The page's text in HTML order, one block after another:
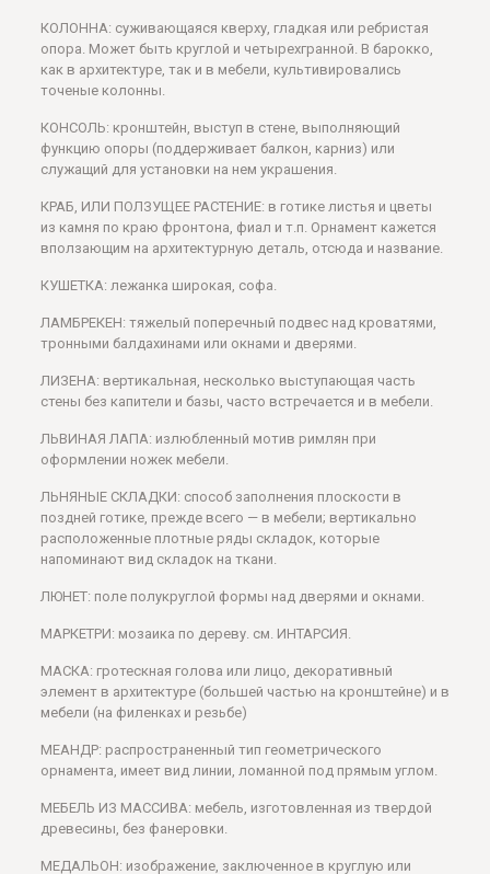
КОЛОННА: суживающаяся кверху, гладкая или ребристая
опора. Может быть круглой и четырехгранной. В барокко,
как в архитектуре, так и в мебели, культивировались
точеные колонны.
КОНСОЛЬ: кронштейн, выступ в стене, выполняющий
функцию опоры (поддерживает балкон, карниз) или
служащий для установки на нем украшения.
КРАБ, ИЛИ ПОЛЗУЩЕЕ РАСТЕНИЕ: в готике листья и цветы
из камня по краю фронтона, фиал и т.п. Орнамент кажется
вползающим на архитектурную деталь, отсюда и название.
КУШЕТКА: лежанка широкая, софа.
ЛАМБРЕКЕН: тяжелый поперечный подвес над кроватями,
тронными балдахинами или окнами и дверями.
ЛИЗЕНА: вертикальная, несколько выступающая часть
стены без капители и базы, часто встречается и в мебели.
ЛЬВИНАЯ ЛАПА: излюбленный мотив римлян при
оформлении ножек мебели.
ЛЬНЯНЫЕ СКЛАДКИ: способ заполнения плоскости в
поздней готике, прежде всего — в мебели; вертикально
расположенные плотные ряды складок, которые
напоминают вид складок на ткани.
ЛЮНЕТ: поле полукруглой формы над дверями и окнами.
МАРКЕТРИ: мозаика по дереву. см. ИНТАРСИЯ.
МАСКА: гротескная голова или лицо, декоративный
элемент в архитектуре (большей частью на кронштейне) и в
мебели (на филенках и резьбе)
МЕАНДР: распространенный тип геометрического
орнамента, имеет вид линии, ломанной под прямым углом.
МЕБЕЛЬ ИЗ МАССИВА: мебель, изготовленная из твердой
древесины, без фанеровки.
МЕДАЛЬОН: изображение, заключенное в круглую или